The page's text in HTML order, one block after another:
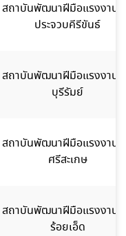
สถาบันพัฒนาฝีมือแรงงาน
ประจวบคีรีขันธ์
สถาบันพัฒนาฝีมือแรงงาน
บุรีรัมย์
สถาบันพัฒนาฝีมือแรงงาน
ศรีสะเกษ
สถาบันพัฒนาฝีมือแรงงาน
ร้อยเอ็ด